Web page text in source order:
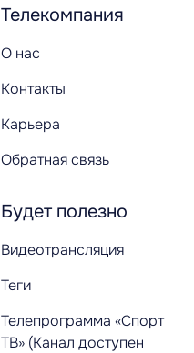
Телекомпания
О нас
Контакты
Карьера
Обратная связь
Будет полезно
Видеотрансляция
Теги
Телепрограмма «Спорт
ТВ» (Канал доступен